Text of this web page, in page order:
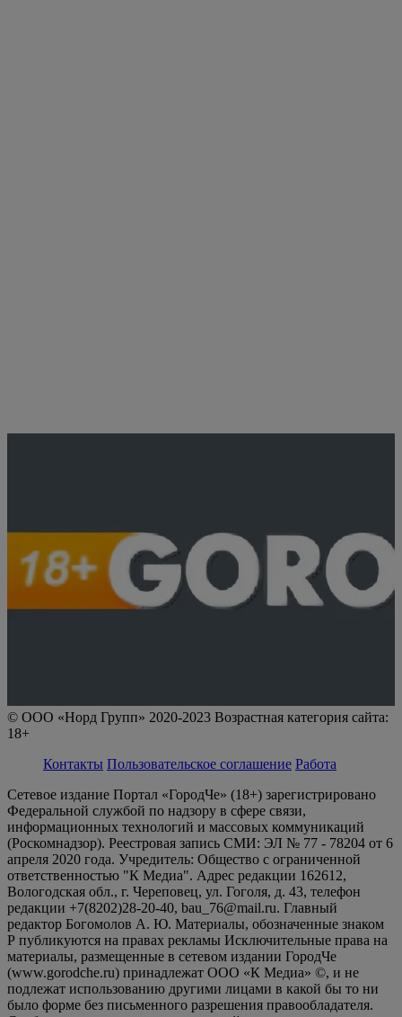
© ООО «Норд Групп» 2020-2023 Возрастная категория сайта:
18+
Контакты Пользовательское соглашение Работа
Сетевое издание Портал «ГородЧе» (18+) зарегистрировано
Федеральной службой по надзору в сфере связи,
информационных технологий и массовых коммуникаций
(Роскомнадзор). Реестровая запись СМИ: ЭЛ № 77 - 78204 от 6
апреля 2020 года. Учредитель: Общество с ограниченной
ответственностью "К Медиа". Адрес редакции 162612,
Вологодская обл., г. Череповец, ул. Гоголя, д. 43, телефон
редакции +7(8202)28-20-40, bau_76@mail.ru. Главный
редактор Богомолов А. Ю. Материалы, обозначенные знаком
Р публикуются на правах рекламы Исключительные права на
материалы, размещенные в сетевом издании ГородЧе
(www.gorodche.ru) принадлежат ООО «К Медиа» ©, и не
подлежат использованию другими лицами в какой бы то ни
было форме без письменного разрешения правообладателя.